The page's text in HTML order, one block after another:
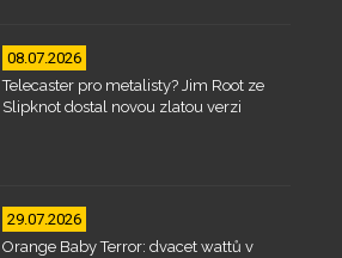
08.07.2026
Telecaster pro metalisty? Jim Root ze
Slipknot dostal novou zlatou verzi
29.07.2026
Orange Baby Terror: dvacet wattů v